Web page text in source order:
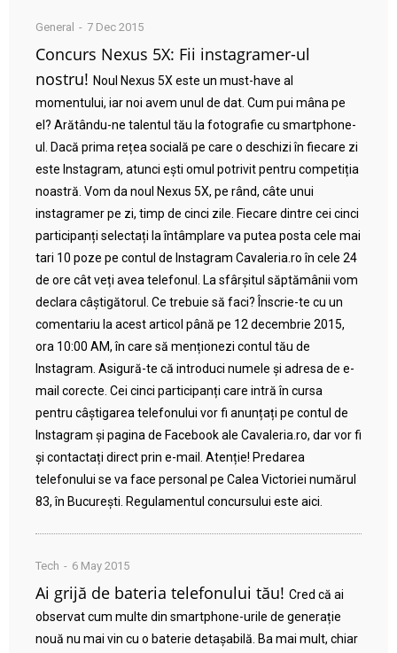
General 7 Dec 2015
Concurs Nexus 5X: Fii instagramer-ul
nostru! Noul Nexus 5X este un must-have al
momentului, iar noi avem unul de dat. Cum pui mâna pe
el? Arătându-ne talentul tău la fotografie cu smartphone-
ul. Dacă prima rețea socială pe care o deschizi în fiecare zi
este Instagram, atunci ești omul potrivit pentru competiția
noastră. Vom da noul Nexus 5X, pe rând, câte unui
instagramer pe zi, timp de cinci zile. Fiecare dintre cei cinci
participanți selectați la întâmplare va putea posta cele mai
tari 10 poze pe contul de Instagram Cavaleria.ro în cele 24
de ore cât veți avea telefonul. La sfârșitul săptămânii vom
declara câștigătorul. Ce trebuie să faci? Înscrie-te cu un
comentariu la acest articol până pe 12 decembrie 2015,
ora 10:00 AM, în care să menționezi contul tău de
Instagram. Asigură-te că introduci numele și adresa de e-
mail corecte. Cei cinci participanți care intră în cursa
pentru câștigarea telefonului vor fi anunțați pe contul de
Instagram și pagina de Facebook ale Cavaleria.ro, dar vor fi
și contactați direct prin e-mail. Atenție! Predarea
telefonului se va face personal pe Calea Victoriei numărul
83, în București. Regulamentul concursului este aici.
Tech 6 May 2015
Ai grijă de bateria telefonului tău! Cred că ai
observat cum multe din smartphone-urile de generație
nouă nu mai vin cu o baterie detașabilă. Ba mai mult, chiar